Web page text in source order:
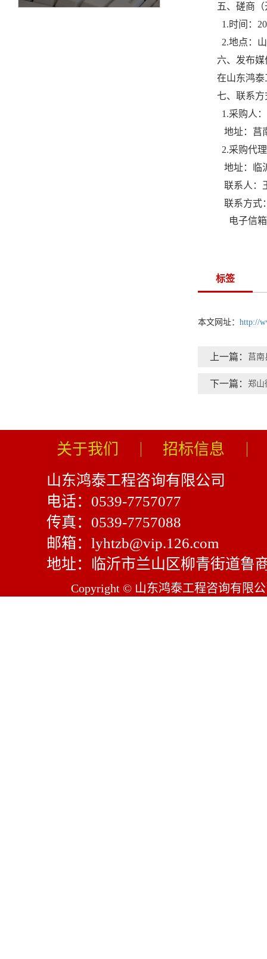
五、磋商
1.时间：
2.地点：
六、发布媒
在山东鸿
七、联系方
1.采购人
地址： 莒
2.采购代
地址：临
联系人：
联系方式
电子信
标签
本文网址： http://
上一篇： 莒南
下一篇： 郑山
关于我们 招标信息
山东鸿泰工程咨询有限公司
电话：0539-7757077
传真：0539-7757088
邮箱：lyhtzb@vip.126.com
地址：临沂市兰山区柳青街道鲁
Copyright © 山东鸿泰工程咨询有限